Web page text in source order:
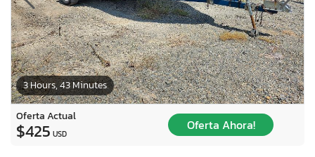
3 Hours, 43 Minutes
Oferta Actual
$425 USD
Oferta Ahora!